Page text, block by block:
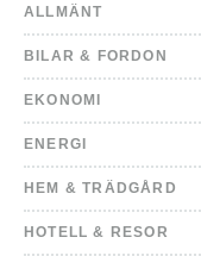
ALLMÄNT
BILAR & FORDON
EKONOMI
ENERGI
HEM & TRÄDGÅRD
HOTELL & RESOR